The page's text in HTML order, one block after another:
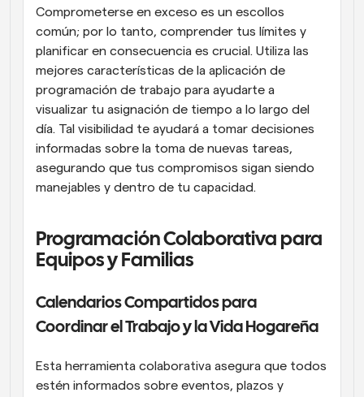
Comprometerse en exceso es un escollos
común; por lo tanto, comprender tus límites y
planificar en consecuencia es crucial. Utiliza las
mejores características de la aplicación de
programación de trabajo para ayudarte a
visualizar tu asignación de tiempo a lo largo del
día. Tal visibilidad te ayudará a tomar decisiones
informadas sobre la toma de nuevas tareas,
asegurando que tus compromisos sigan siendo
manejables y dentro de tu capacidad.
Programación Colaborativa para
Equipos y Familias
Calendarios Compartidos para
Coordinar el Trabajo y la Vida Hogareña
Esta herramienta colaborativa asegura que todos
estén informados sobre eventos, plazos y